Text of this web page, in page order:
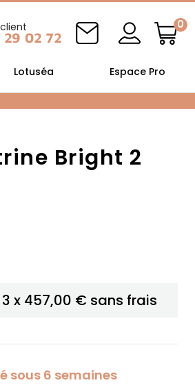
29 02 72
0
Lotuséa Espace Pro
Bright 2
3 x 457,00 € sans frais
sous 6 semaines